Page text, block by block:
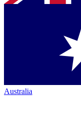
Australia